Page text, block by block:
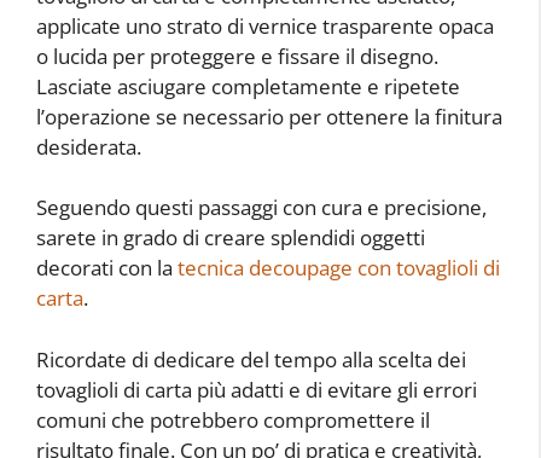
applicate uno strato di vernice trasparente opaca
o lucida per proteggere e fissare il disegno.
Lasciate asciugare completamente e ripetete
l’operazione se necessario per ottenere la finitura
desiderata.
Seguendo questi passaggi con cura e precisione,
sarete in grado di creare splendidi oggetti
decorati con la tecnica decoupage con tovaglioli di
carta.
Ricordate di dedicare del tempo alla scelta dei
tovaglioli di carta più adatti e di evitare gli errori
comuni che potrebbero compromettere il
risultato finale. Con un po’ di pratica e creatività,